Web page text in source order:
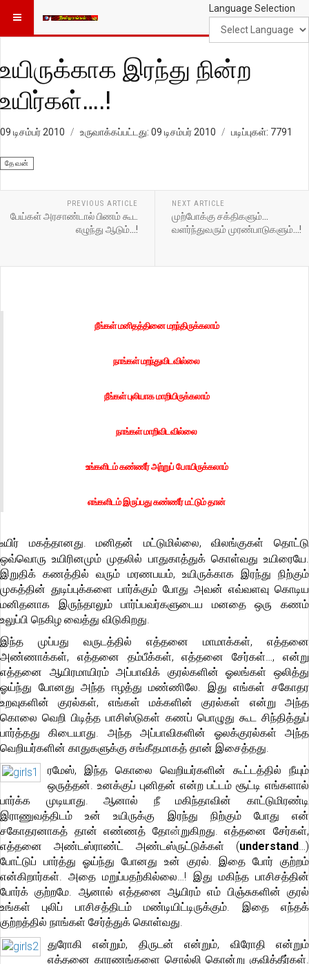
Language Selection
உயிருக்காக இரந்து நின்ற
உயிர்கள்….!
09 டிசம்பர் 2010 உருவாக்கப்பட்டது: 09 டிசம்பர் 2010 படிப்புகள்: 7791
தேவன்
PREVIOUS ARTICLE
பேய்கள் அரசாண்டால் பிணம் கூட
எழுந்து ஆடும்…!
NEXT ARTICLE
முற்போக்கு சக்திகளும்…
வளர்ந்துவரும் முரண்பாடுகளும்…!
நீங்கள் மனிதத்தினை மறந்திருக்கலாம்
நாங்கள் மறந்துவிடவில்லை
நீங்கள் புலியாக மாறியிருக்கலாம்
நாங்கள் மாறிவிடவில்லை
உங்களிடம் கண்ணீர் அற்றுப் போயிருக்கலாம்
எங்களிடம் இருப்பது கண்ணீர் மட்டும் தான்
உயிர் மகத்தானது. மனிதன் மட்டுமில்லை, விலங்குகள் தொட்டு
ஒவ்வொரு உயிரினமும் முதலில் பாதுகாத்துக் கொள்வது உயிரையே.
இறுதிக் கணத்தில் வரும் மரணபயம், உயிருக்காக இரந்து நிற்கும்
முகத்தின் துடிப்புக்களை பார்க்கும் போது அவன் எவ்வளவு கொடிய
மனிதனாக இருந்தாலும் பார்ப்பவர்களுடைய மனதை ஒரு கணம்
உலுப்பி நெகிழ வைத்து விடுகிறது.
இந்த முப்பது வருடத்தில் எத்தனை மாமாக்கள், எத்தனை
அண்ணாக்கள், எத்தனை தம்பீக்கள், எத்தனை சேர்கள்…, என்று
எத்தனை ஆயிரமாயிரம் அப்பாவிக் குரல்களின் ஓலங்கள் ஒலித்து
ஓய்ந்து போனது அந்த ஈழத்து மண்ணிலே. இது எங்கள் சகோதர
உறவுகளின் குரல்கள், எங்கள் மக்களின் குரல்கள் என்று அந்த
கொலை வெறி பிடித்த பாசிஸ்டுகள் கணப் பொழுது கூட சிந்தித்துப்
பார்த்தது கிடையாது. அந்த அப்பாவிகளின் ஓலக்குரல்கள் அந்த
வெறியர்களின் காதுகளுக்கு சங்கீதமாகத் தான் இசைத்தது.
ரமேஸ், இந்த கொலை வெறியர்களின் கூட்டத்தில் நீயும்
ஒருத்தன். உனக்குப் புனிதன் என்ற பட்டம் சூட்டி எங்களால்
பார்க்க முடியாது. ஆனால் நீ மகிந்தாவின் காட்டுமிரண்டி
இராணுவத்திடம் உன் உயிருக்கு இரந்து நிற்கும் போது என்
சகோதரனாகத் தான் எண்ணத் தோன்றுகிறது. எத்தனை சேர்கள்,
எத்தனை அண்டஸ்ராண்ட் அண்டஸ்ருட்டுக்கள் (understand…)
போட்டுப் பார்த்து ஓய்ந்து போனது உன் குரல். இதை போர் குற்றம்
என்கிறார்கள். அதை மறுப்பதற்கில்லை…! இது மகிந்த பாசிசத்தின்
போர்க் குற்றமே. ஆனால் எத்தனை ஆயிரம் எம் பிஞ்சுகளின் குரல்
உங்கள் புலிப் பாசிசத்திடம் மண்டியிட்டிருக்கும். இதை எந்தக்
குற்றத்தில் நாங்கள் சேர்த்துக் கொள்வது.
துரோகி என்றும், திருடன் என்றும், விரோதி என்றும்
எத்தனை காரணங்களை சொல்லி கொன்று குவித்தீர்கள்.